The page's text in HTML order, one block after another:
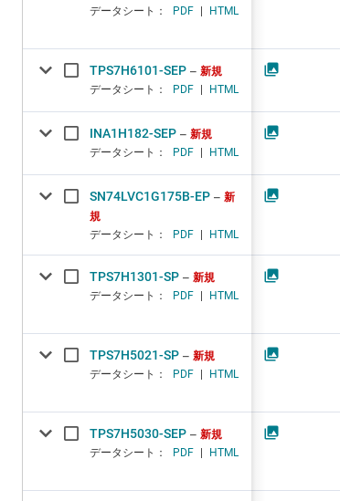
データシート：
PDF | HTML
TPS7H6101-SEP
新規
データシート：
PDF | HTML
INA1H182-SEP
新規
データシート：
PDF | HTML
SN74LVC1G175B-EP
新
規
データシート：
PDF | HTML
TPS7H1301-SP
新規
データシート：
PDF | HTML
TPS7H5021-SP
新規
データシート：
PDF | HTML
TPS7H5030-SEP
新規
データシート：
PDF | HTML